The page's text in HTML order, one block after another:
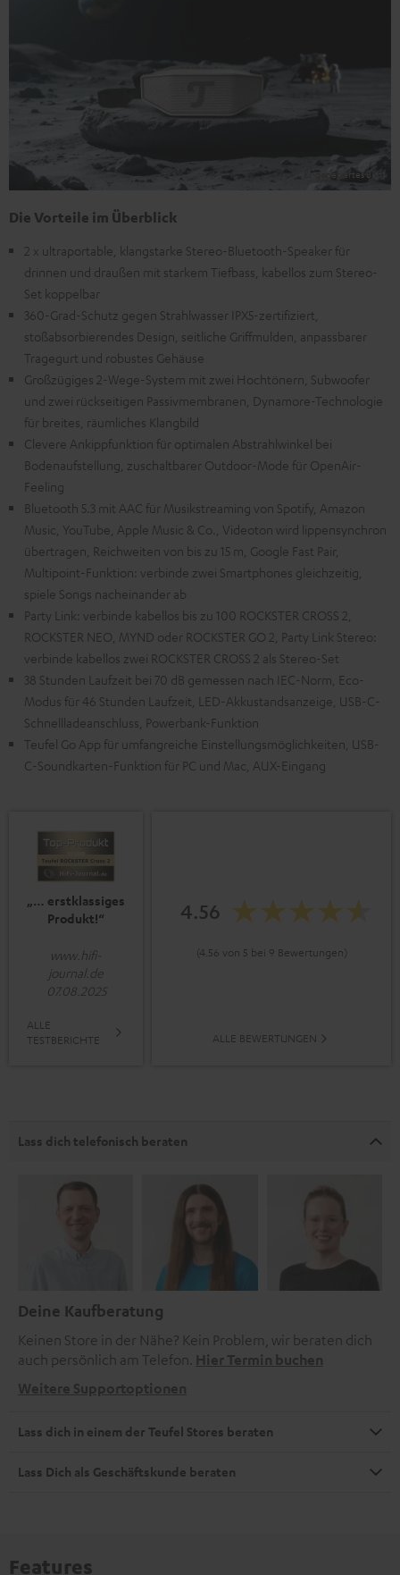
Die Vorteile im Überblick
2 x ultraportable, klangstarke Stereo-Bluetooth-Speaker für
drinnen und draußen mit starkem Tiefbass, kabellos zum Stereo-
Set koppelbar
360-Grad-Schutz gegen Strahlwasser IPX5-zertifiziert,
stoßabsorbierendes Design, seitliche Griffmulden, anpassbarer
Tragegurt und robustes Gehäuse
Großzügiges 2-Wege-System mit zwei Hochtönern, Subwoofer
und zwei rückseitigen Passivmembranen, Dynamore-Technologie
für breites, räumliches Klangbild
Clevere Ankippfunktion für optimalen Abstrahlwinkel bei
Bodenaufstellung, zuschaltbarer Outdoor-Mode für OpenAir-
Feeling
Bluetooth 5.3 mit AAC für Musikstreaming von Spotify, Amazon
Music, YouTube, Apple Music & Co., Videoton wird lippensynchron
übertragen, Reichweiten von bis zu 15 m, Google Fast Pair,
Multipoint-Funktion: verbinde zwei Smartphones gleichzeitig,
spiele Songs nacheinander ab
Party Link: verbinde kabellos bis zu 100 ROCKSTER CROSS 2,
ROCKSTER NEO, MYND oder ROCKSTER GO 2, Party Link Stereo:
verbinde kabellos zwei ROCKSTER CROSS 2 als Stereo-Set
38 Stunden Laufzeit bei 70 dB gemessen nach IEC-Norm, Eco-
Modus für 46 Stunden Laufzeit, LED-Akkustandsanzeige, USB-C-
Schnellladeanschluss, Powerbank-Funktion
Teufel Go App für umfangreiche Einstellungsmöglichkeiten, USB-
C-Soundkarten-Funktion für PC und Mac, AUX-Eingang
„… erstklassiges
Produkt!“
www.hifi-
journal.de
07.08.2025
ALLE
TESTBERICHTE
4.56
(4.56 von 5 bei 9 Bewertungen)
ALLE BEWERTUNGEN
Lass dich telefonisch beraten
Deine Kaufberatung
Keinen Store in der Nähe? Kein Problem, wir beraten dich
auch persönlich am Telefon. Hier Termin buchen
Weitere Supportoptionen
Lass dich in einem der Teufel Stores beraten
Lass Dich als Geschäftskunde beraten
Features